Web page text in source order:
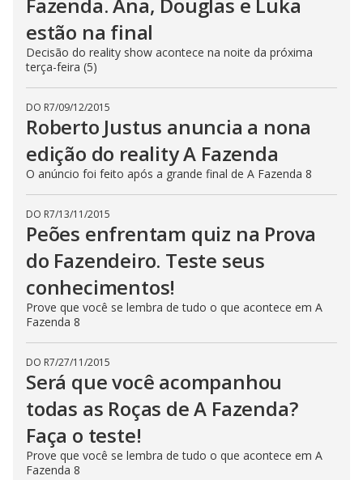
estão na final
Decisão do reality show acontece na noite da próxima
terça-feira (5)
DO R7/09/12/2015
Roberto Justus anuncia a nona
edição do reality A Fazenda
O anúncio foi feito após a grande final de A Fazenda 8
DO R7/13/11/2015
Peões enfrentam quiz na Prova
do Fazendeiro. Teste seus
conhecimentos!
Prove que você se lembra de tudo o que acontece em A
Fazenda 8
DO R7/27/11/2015
Será que você acompanhou
todas as Roças de A Fazenda?
Faça o teste!
Prove que você se lembra de tudo o que acontece em A
Fazenda 8